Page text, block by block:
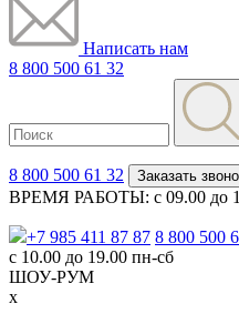
Написать нам
8 800 500 61 32
8 800 500 61 32 Заказать
ВРЕМЯ РАБОТЫ: с 09.00 до
+7 985 411 87 87 8 800 500
с 10.00 до 19.00 пн-сб
ШОУ-РУМ
x